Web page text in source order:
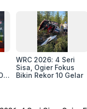
WRC 2026: 4 Seri
Sisa, Ogier Fokus
Bikin Rekor 10 Gelar